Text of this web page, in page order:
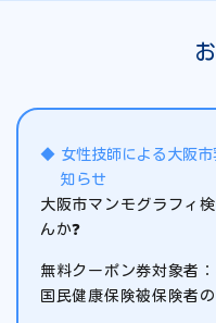
女性技師による大阪
知らせ
大阪市マンモグラフィ
んか❓
無料クーポン券対象者
国民健康保険被保険者